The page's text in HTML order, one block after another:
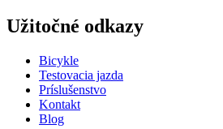
Užitočné odkazy
Bicykle
Testovacia jazda
Príslušenstvo
Kontakt
Blog